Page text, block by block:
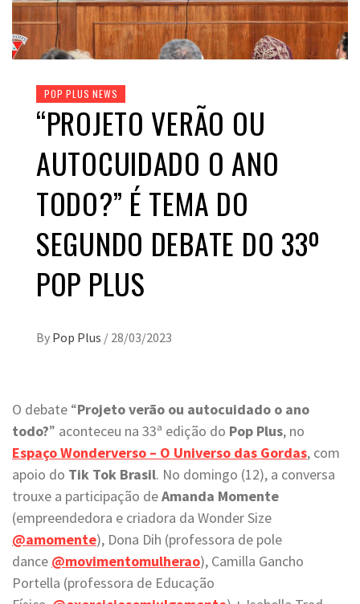
POP PLUS NEWS
“PROJETO VERÃO OU
AUTOCUIDADO O ANO
TODO?” É TEMA DO
SEGUNDO DEBATE DO 33º
POP PLUS
By Pop Plus / 28/03/2023
O debate “Projeto verão ou autocuidado o ano
todo?” aconteceu na 33ª edição do Pop Plus, no
Espaço Wonderverso – O Universo das Gordas, com
apoio do Tik Tok Brasil. No domingo (12), a conversa
trouxe a participação deAmanda Momente
(empreendedora e criadora da Wonder Size
@amomente), Dona Dih (professora de pole
dance @movimentomulherao), Camilla Gancho
Portella (professora de Educação